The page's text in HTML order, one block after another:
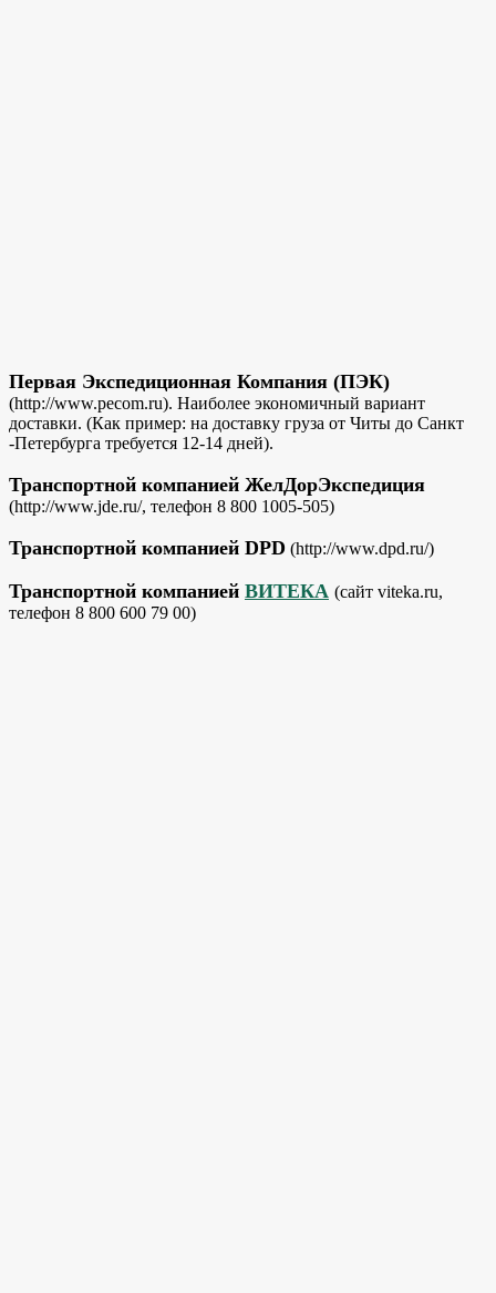
Первая Экспедиционная Компания (ПЭК)
(http://www.pecom.ru). Наиболее экономичный вариант
доставки. (Как пример: на доставку груза от Читы до Санкт
-Петербурга требуется 12-14 дней).
Транспортной компанией ЖелДорЭкспедиция
(http://www.jde.ru/, телефон 8 800 1005-505)
Транспортной компанией DPD (http://www.dpd.ru/)
Транспортной компанией ВИТЕКА (сайт viteka.ru,
телефон 8 800 600 79 00)